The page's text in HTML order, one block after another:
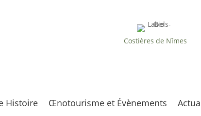
Costières de Nîmes
Histoire Œnotourisme et Évènements